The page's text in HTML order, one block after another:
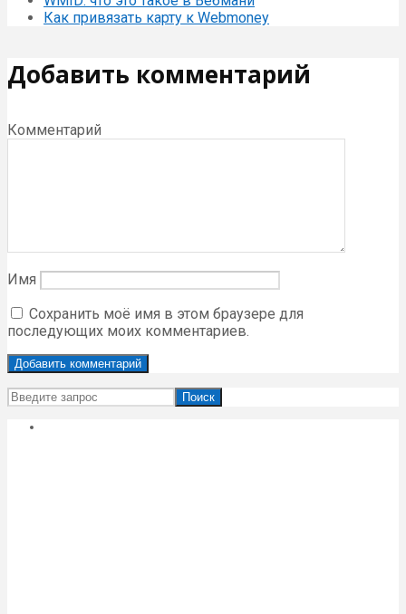
Как привязать карту к Webmoney
Добавить комментарий
Комментарий
Имя
Сохранить моё имя в этом браузере для
последующих моих комментариев.
Поиск